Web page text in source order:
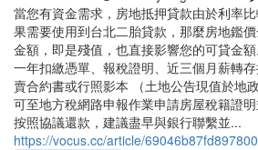
當您有資金需求，房地抵押貸款由於利率
果需要使用到台北二胎貸款，那麼房地鑑
金額，即是殘值，也直接影響您的可貸金
一年扣繳憑單、報稅證明、近三個月薪轉
賣合約書或行照影本 （土地公告現值於地
可至地方稅網路申報作業申請房屋稅籍證
按照協議還款，建議盡早與銀行聯繫並...
https://vocus.cc/article/